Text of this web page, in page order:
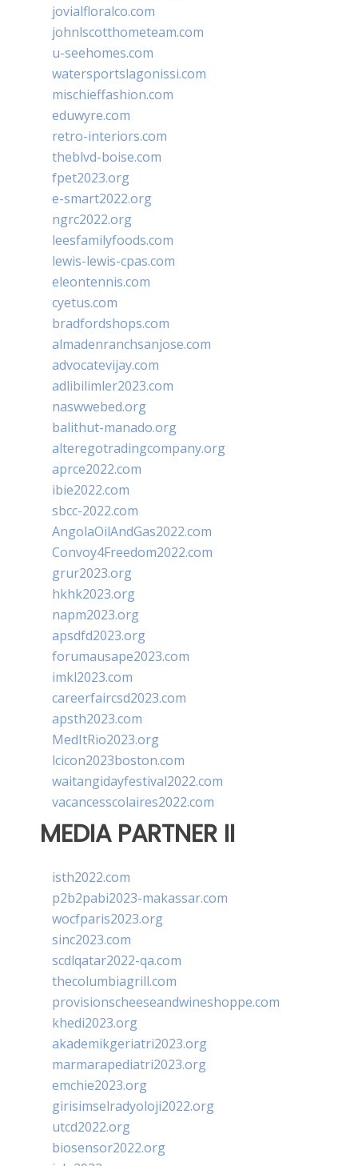
jovialfloralco.com
johnlscotthometeam.com
u-seehomes.com
watersportslagonissi.com
mischieffashion.com
eduwyre.com
retro-interiors.com
theblvd-boise.com
fpet2023.org
e-smart2022.org
ngrc2022.org
leesfamilyfoods.com
lewis-lewis-cpas.com
eleontennis.com
cyetus.com
bradfordshops.com
almadenranchsanjose.com
advocatevijay.com
adlibilimler2023.com
naswwebed.org
balithut-manado.org
alteregotradingcompany.org
aprce2022.com
ibie2022.com
sbcc-2022.com
AngolaOilAndGas2022.com
Convoy4Freedom2022.com
grur2023.org
hkhk2023.org
napm2023.org
apsdfd2023.org
forumausape2023.com
imkl2023.com
careerfaircsd2023.com
apsth2023.com
MedItRio2023.org
lcicon2023boston.com
waitangidayfestival2022.com
vacancesscolaires2022.com
MEDIA PARTNER II
isth2022.com
p2b2pabi2023-makassar.com
wocfparis2023.org
sinc2023.com
scdlqatar2022-qa.com
thecolumbiagrill.com
provisionscheeseandwineshoppe.com
khedi2023.org
akademikgeriatri2023.org
marmarapediatri2023.org
emchie2023.org
girisimselradyoloji2022.org
utcd2022.org
biosensor2022.org